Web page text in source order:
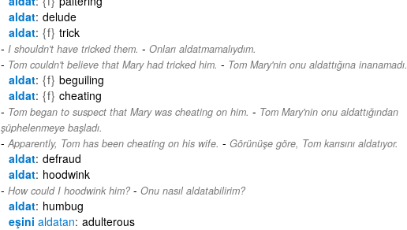
aldat delude
aldat {f} trick
I shouldn't have tricked them. - Onları aldatmamalıydım.
Tom couldn't believe that Mary had tricked him. - Tom Mary'nin onu aldattığına inanamadı.
aldat {f} beguiling
aldat {f} cheating
Tom began to suspect that Mary was cheating on him. - Tom Mary'nin onu aldattığından
şüphelenmeye başladı.
Apparently, Tom has been cheating on his wife. - Görünüşe göre, Tom karısını aldatıyor.
aldat defraud
aldat hoodwink
How could I hoodwink him?- Onu nasıl aldatabilirim?
aldat humbug
eşini aldatan adulterous